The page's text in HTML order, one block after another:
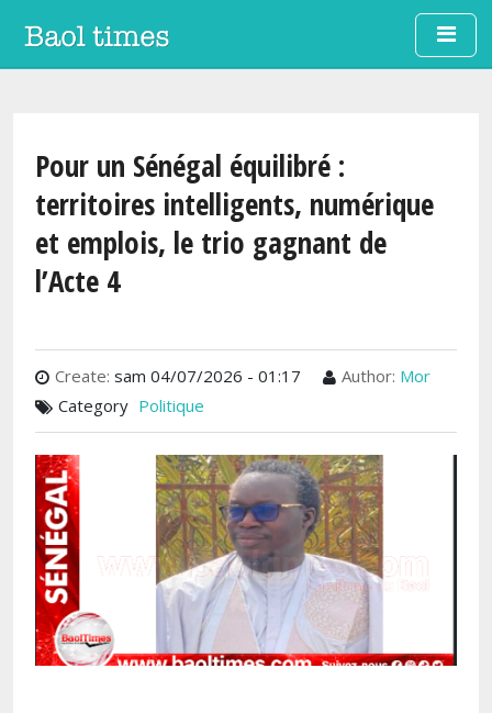
Aller au contenu principal
Pour un Sénégal équilibré :
territoires intelligents, numérique
et emplois, le trio gagnant de
l’Acte 4
Create: sam 04/07/2026 - 01:17 Author: Mor
Category Politique